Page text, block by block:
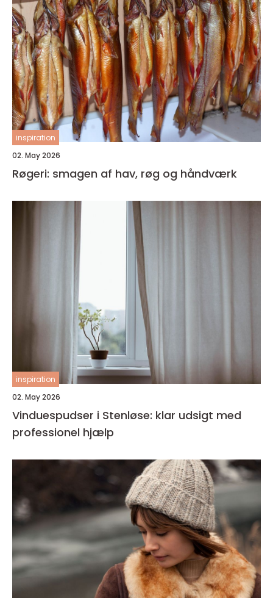
inspiration
02. May 2026
Røgeri: smagen af hav, røg og håndværk
inspiration
02. May 2026
Vinduespudser i Stenløse: klar udsigt med
professionel hjælp